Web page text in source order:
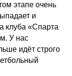
этапе очень
и
клуба «Спарта
У нас
идёт строго